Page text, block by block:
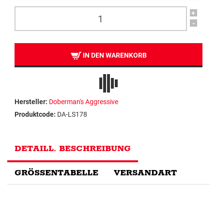
+
-
IN DEN WARENKORB
Hersteller: Doberman's Aggressive
Produktcode: DA-LS178
DETAILL. BESCHREIBUNG
GRÖSSENTABELLE VERSANDART